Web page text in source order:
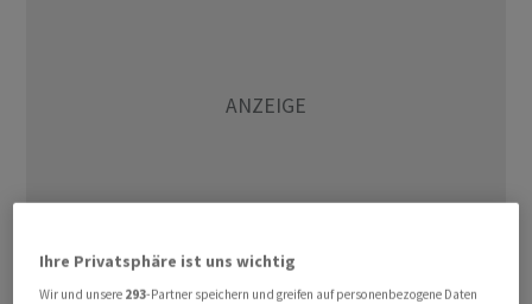
Ihre Privatsphäre ist uns wichtig
Wir und unsere 293-Partner speichern und greifen auf personenbezogene Daten